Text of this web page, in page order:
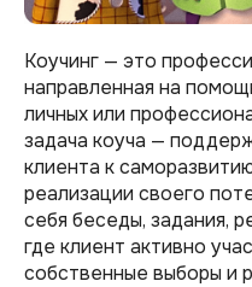
Коучинг — это
направленная на
личных или
задача коуча —
клиента к
реализации своего
себя беседы, задания,
где клиент активно
собственные выборы и